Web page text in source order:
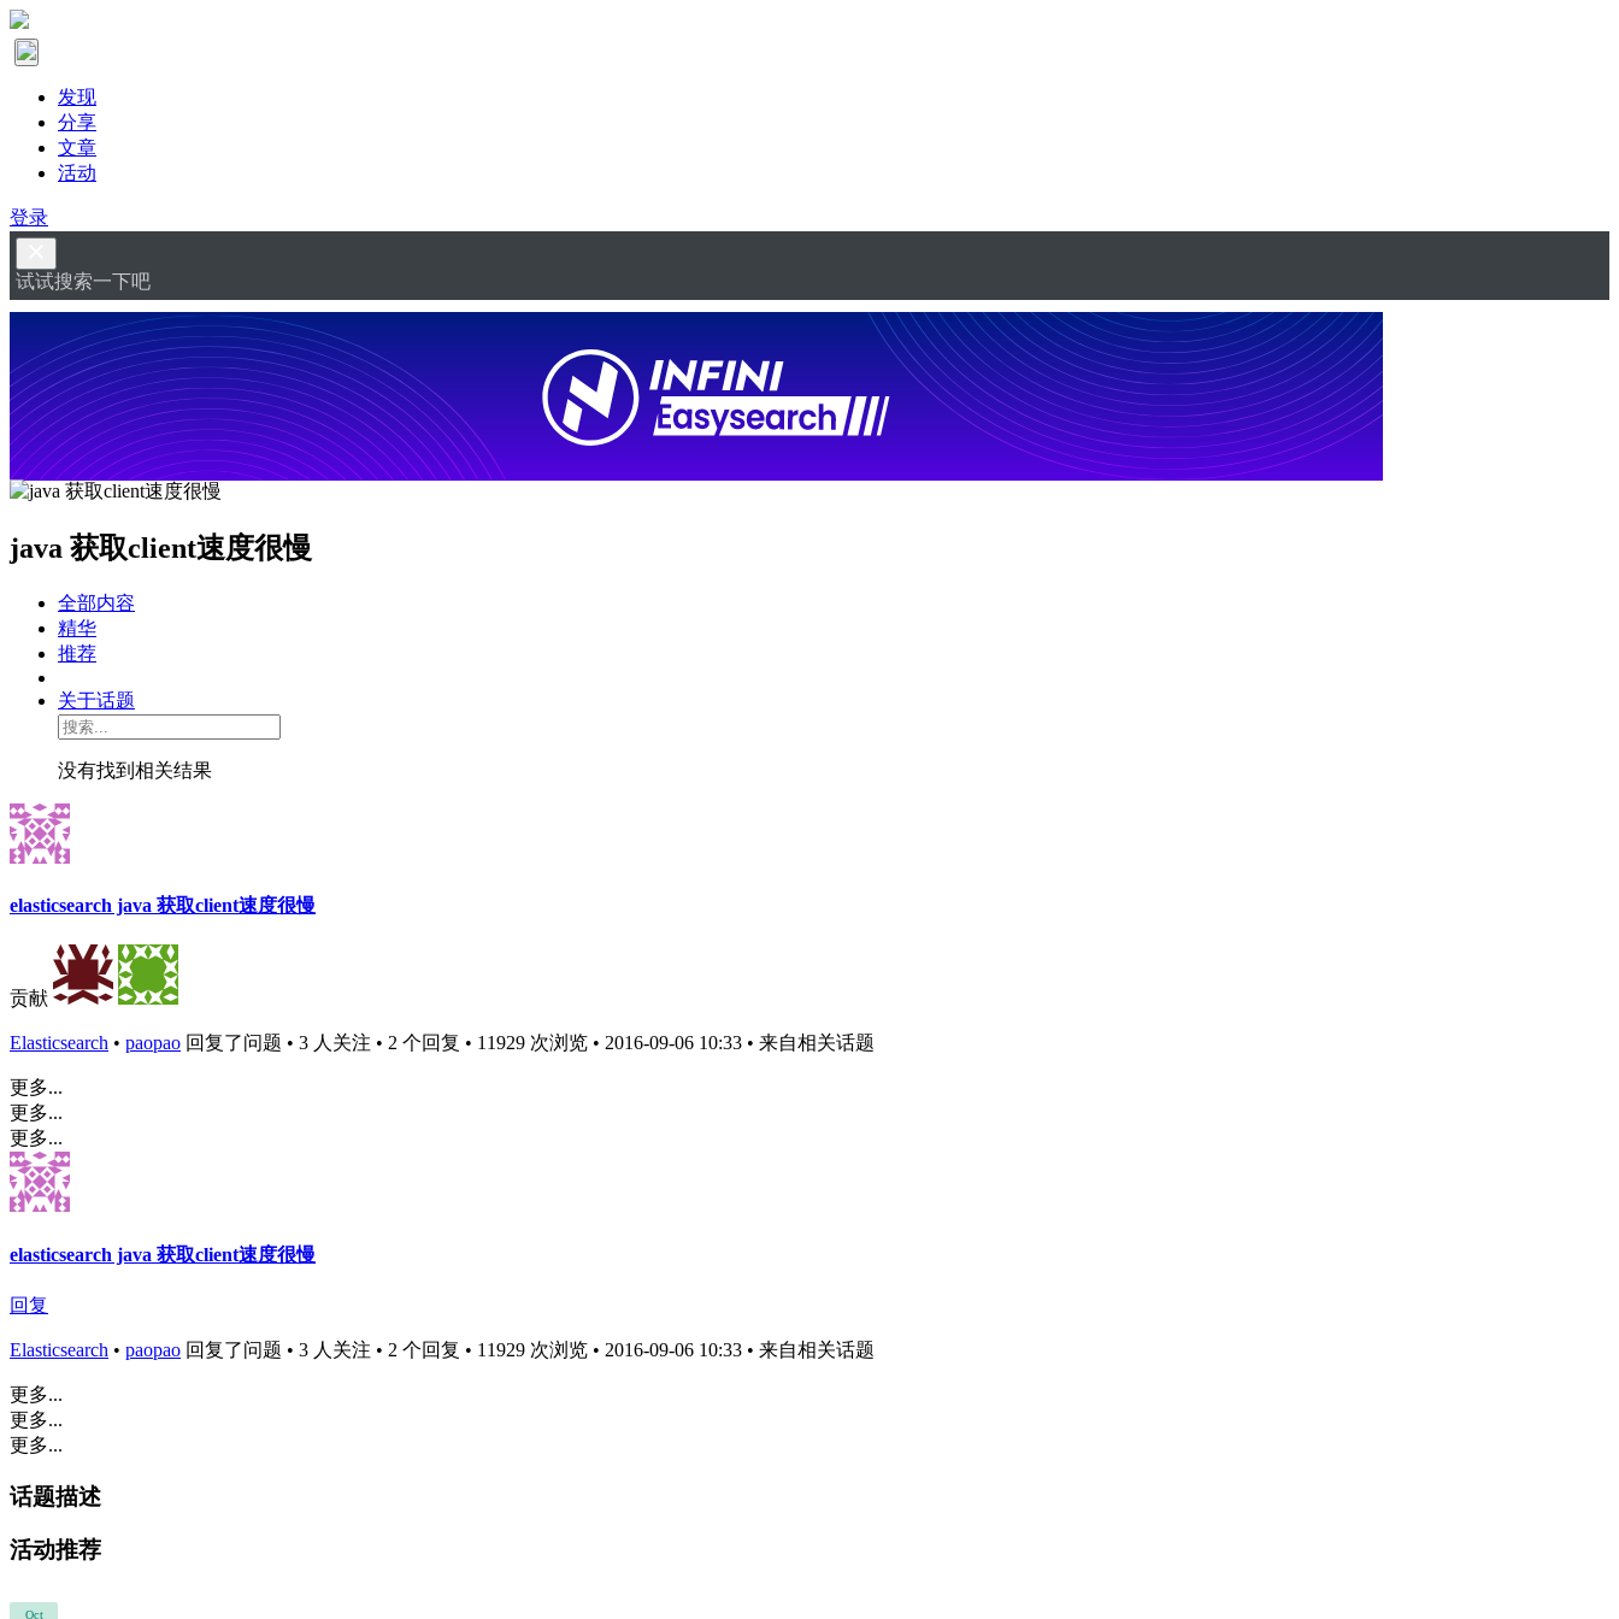
发现
分享
文章
活动
登录
试试搜索一下吧
java 获取client速度很慢
全部内容
精华
推荐
关于话题
没有找到相关结果
elasticsearch java 获取client速度很慢
贡献
Elasticsearch • paopao 回复了问题 • 3 人关注 • 2 个回复 • 11929 次浏览 • 2016-09-06 10:33 • 来自相关话题
更多...
更多...
更多...
elasticsearch java 获取client速度很慢
回复
Elasticsearch • paopao 回复了问题 • 3 人关注 • 2 个回复 • 11929 次浏览 • 2016-09-06 10:33 • 来自相关话题
更多...
更多...
更多...
话题描述
活动推荐
Oct